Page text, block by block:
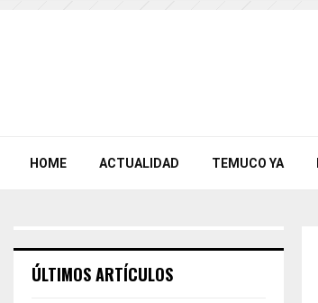
HOME ACTUALIDAD TEMUCO YA
ÚLTIMOS ARTÍCULOS